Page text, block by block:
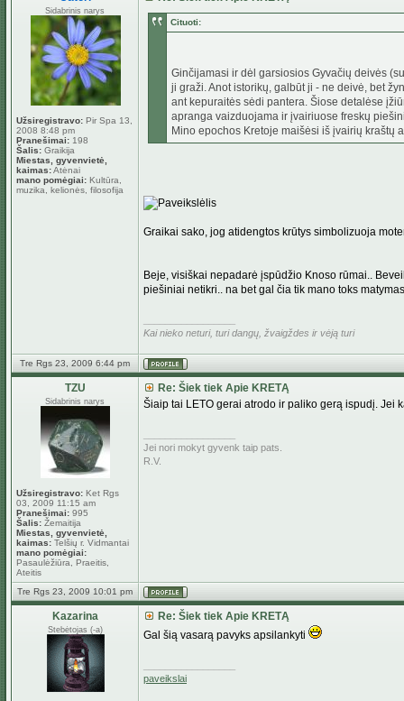
Sidabrinis narys
Užsiregistravo: Pir Spa 13,
2008 8:48 pm
Pranešimai: 198
Šalis: Graikija
Miestas, gyvenvietė,
kaimas:Atėnai
mano pomėgiai: Kultūra,
muzika, kelionės, filosofija
Cituoti:
Ginčijamasi ir dėl garsiosios Gyvačių deivės
ji graži. Anot istorikų, galbūt ji - ne deivė, bet
ant kepuraitės sėdi pantera. Šiose detalėse
apranga vaizduojama ir įvairiuose freskų
Mino epochos Kretoje maišėsi iš įvairių kraštų
Graikai sako, jog atidengtos krūtys simbolizuoja
Beje, visiškai nepadarė įspūdžio Knoso rūmai..
piešiniai netikri.. na bet gal čia tik mano toks
Kai nieko neturi, turi dangų, žvaigždes ir vėją turi
Tre Rgs 23, 2009 6:44 pm
TZU
Sidabrinis narys
Užsiregistravo: Ket Rgs
03, 2009 11:15 am
Pranešimai: 995
Šalis: Žemaitija
Miestas, gyvenvietė,
kaimas: Telšių r. Vidmantai
mano pomėgiai:
Pasaulėžiūra, Praeitis,
Ateitis
Re: Šiek tiek Apie KRETĄ
Šiaip tai LETO gerai atrodo ir paliko gerą ispudį. Jei
Jei nori mokyt gyvenk taip pats.
R.V.
Tre Rgs 23, 2009 10:01 pm
Kazarina
Stebėtojas (-a)
Re: Šiek tiek Apie KRETĄ
Gal šią vasarą pavyks apsilankyti
paveikslai